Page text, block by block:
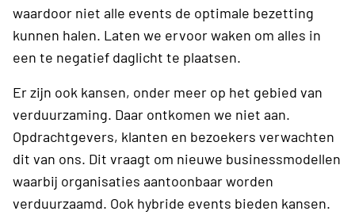
waardoor niet alle events de optimale bezetting
kunnen halen. Laten we ervoor waken om alles in
een te negatief daglicht te plaatsen.
Er zijn ook kansen, onder meer op het gebied van
verduurzaming. Daar ontkomen we niet aan.
Opdrachtgevers, klanten en bezoekers verwachten
dit van ons. Dit vraagt om nieuwe businessmodellen
waarbij organisaties aantoonbaar worden
verduurzaamd. Ook hybride events bieden kansen.